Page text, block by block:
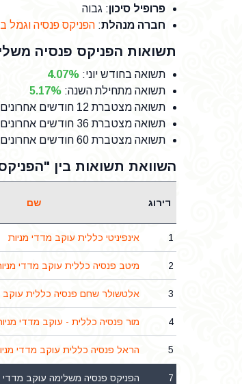
פרופיל סיכון: גבוה
חברה מנהלת: הפניקס פנסיה וגמל
תשואות הפניקס פנסיה
תשואה בחודש יוני:
4.07%
תשואה מתחילת השנה:
5.17%
תשואה מצטברת 12 חודשים אחרונים
תשואה מצטברת 36 חודשים אחרונים
תשואה מצטברת 60 חודשים אחרונים
השוואת תשואות בין
דירוג שם
1 אינפיניטי כללית עוקב מדדי מניות
2 מיטב פנסיה כללית עוקב מדדי
3 אלטשולר שחם פנסיה כללית עוקב
4 מור פנסיה כללית - עוקב מדדי
5 הראל פנסיה כללית עוקב מדדי
7 הפניקס פנסיה משלימה עוקב מדדי